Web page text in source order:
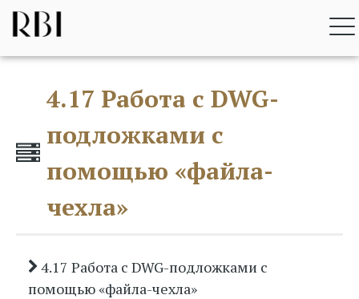
Перейти
содержимому
RBI BIM STANDARD
4.17 Работа с DWG-
подложками с
помощью «файла-
чехла»
4.17 Работа с DWG-подложками с
помощью «файла-чехла»